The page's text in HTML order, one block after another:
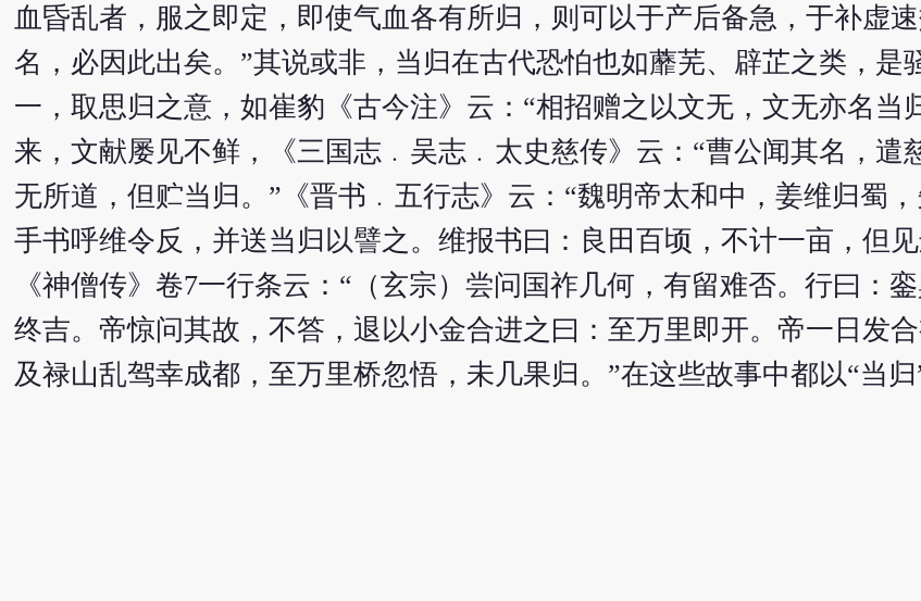
血昏乱者，服之即定，即使气血各有所归，则可以于产后备急，于补虚
名，必因此出矣。”其说或非，当归在古代恐怕也如蘼芜、辟芷之类，是
一，取思归之意，如崔豹《古今注》云：“相招赠之以文无，文无亦名当
来，文献屡见不鲜，《三国志﹒吴志﹒太史慈传》云：“曹公闻其名，遣
无所道，但贮当归。”《晋书﹒五行志》云：“魏明帝太和中，姜维归蜀
手书呼维令反，并送当归以譬之。维报书曰：良田百顷，不计一亩，但
《神僧传》卷7一行条云：“（玄宗）尝问国祚几何，有留难否。行曰：
终吉。帝惊问其故，不答，退以小金合进之曰：至万里即开。帝一日发合
及禄山乱驾幸成都，至万里桥忽悟，未几果归。”在这些故事中都以“当归